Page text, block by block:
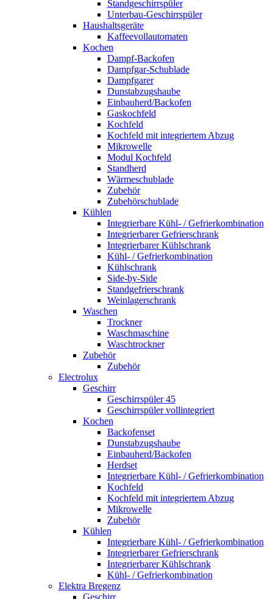
Standgeschirrspüler
Unterbau-Geschirrspüler
Haushaltsgeräte
Kaffeevollautomaten
Kochen
Dampf-Backofen
Dampfgar-Schublade
Dampfgarer
Dunstabzugshaube
Einbauherd/Backofen
Gaskochfeld
Kochfeld
Kochfeld mit integriertem Abzug
Mikrowelle
Modul Kochfeld
Standherd
Wärmeschublade
Zubehör
Zubehörschublade
Kühlen
Integrierbare Kühl- / Gefrierkombination
Integrierbarer Gefrierschrank
Integrierbarer Kühlschrank
Kühl- / Gefrierkombination
Kühlschrank
Side-by-Side
Standgefrierschrank
Weinlagerschrank
Waschen
Trockner
Waschmaschine
Waschtrockner
Zubehör
Zubehör
Electrolux
Geschirr
Geschirrspüler 45
Geschirrspüler vollintegriert
Kochen
Backofenset
Dunstabzugshaube
Einbauherd/Backofen
Herdset
Integrierbare Kühl- / Gefrierkombination
Kochfeld
Kochfeld mit integriertem Abzug
Mikrowelle
Zubehör
Kühlen
Integrierbare Kühl- / Gefrierkombination
Integrierbarer Gefrierschrank
Integrierbarer Kühlschrank
Kühl- / Gefrierkombination
Elektra Bregenz
Geschirr